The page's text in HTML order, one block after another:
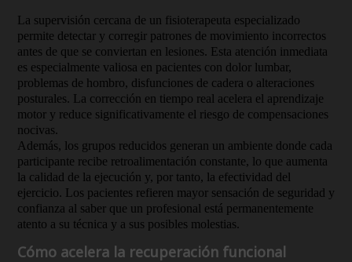
La supervisión cercana de un fisioterapeuta especializado
permite detectar y corregir patrones de movimiento incorrectos
antes de que se conviertan en lesiones. Esta atención inmediata
es especialmente valiosa en pacientes con dolor lumbar,
problemas de hombro, disfunciones de cadera o alteraciones
posturales. La corrección en tiempo real acelera el aprendizaje
motor y reduce significativamente el riesgo de compensaciones
nocivas.
Además, los grupos reducidos generan un ambiente donde cada
participante recibe retroalimentación constante, lo que aumenta
la calidad de la ejecución y, por tanto, la efectividad del
ejercicio. Los pacientes refieren mayor sensación de seguridad y
confianza al saber que un profesional está permanentemente
atento a su técnica y a sus posibles molestias.
Cómo acelera la recuperación funcional